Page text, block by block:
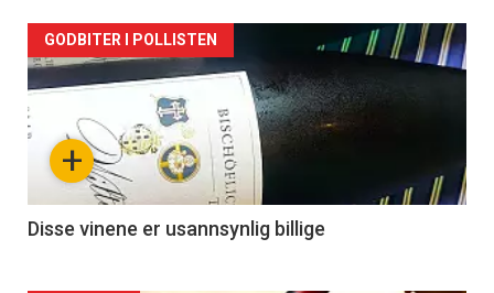
Forsiden
akkurat
nå
3
+
GODBITER I POLLISTEN
Disse vinene er usannsynlig billige